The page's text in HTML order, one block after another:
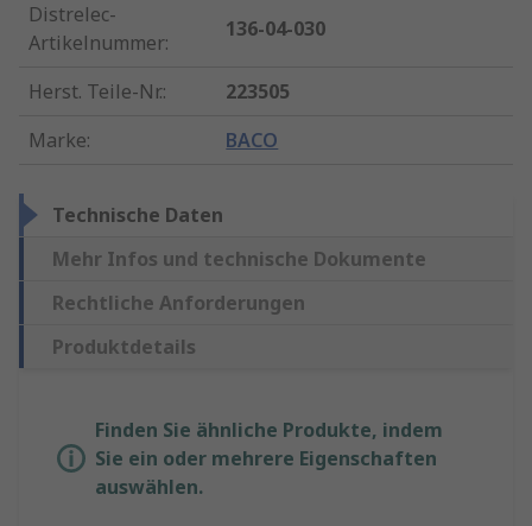
Distrelec-
Artikelnummer:
136-04-030
Herst. Teile-Nr.:
223505
Marke: BACO
Technische Daten
Mehr Infos und technische Dokumente
Rechtliche Anforderungen
Produktdetails
Finden Sie ähnliche Produkte, indem
Sie ein oder mehrere Eigenschaften
auswählen.